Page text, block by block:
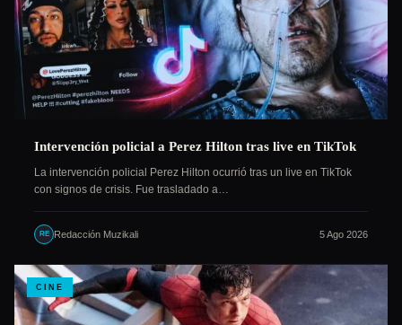
Intervención policial a Perez Hilton tras live en TikTok
La intervención policial Perez Hilton ocurrió tras un live en TikTok
con signos de crisis. Fue trasladado a…
RE Redacción Muzikali 5 Ago 2026
CINE